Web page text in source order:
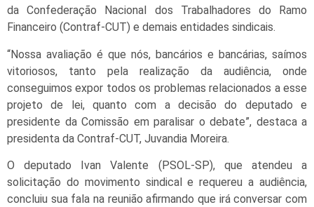
da Confederação Nacional dos Trabalhadores do Ramo
Financeiro (Contraf-CUT) e demais entidades sindicais.
“Nossa avaliação é que nós, bancários e bancárias, saímos
vitoriosos, tanto pela realização da audiência, onde
conseguimos expor todos os problemas relacionados a esse
projeto de lei, quanto com a decisão do deputado e
presidente da Comissão em paralisar o debate”, destaca a
presidenta da Contraf-CUT, Juvandia Moreira.
O deputado Ivan Valente (PSOL-SP), que atendeu a
solicitação do movimento sindical e requereu a audiência,
concluiu sua fala na reunião afirmando que irá conversar com